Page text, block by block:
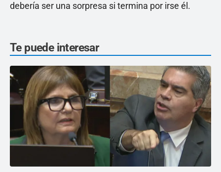
debería ser una sorpresa si termina por irse él.
Te puede interesar